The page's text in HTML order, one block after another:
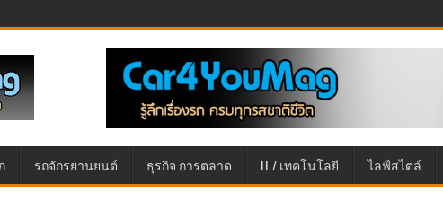
รถจักรยานยนต์ ธุรกิจ การตลาด IT / เทคโนโลยี ไลฟ์สไตล์